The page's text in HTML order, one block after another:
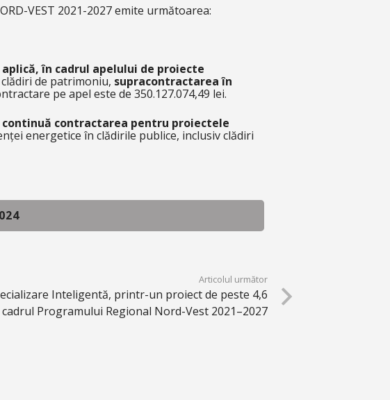
VEST 2021-2027 emite următoarea:
aplică, în cadrul apelului de proiecte
de patrimoniu, supracontractarea în
pe apel este de 350.127.074,49 lei.
continuă contractarea pentru proiectele
energetice în clădirile publice, inclusiv clădiri
Articolul următor
Inteligentă, printr-un proiect de peste 4,6
Programului Regional Nord-Vest 2021–2027